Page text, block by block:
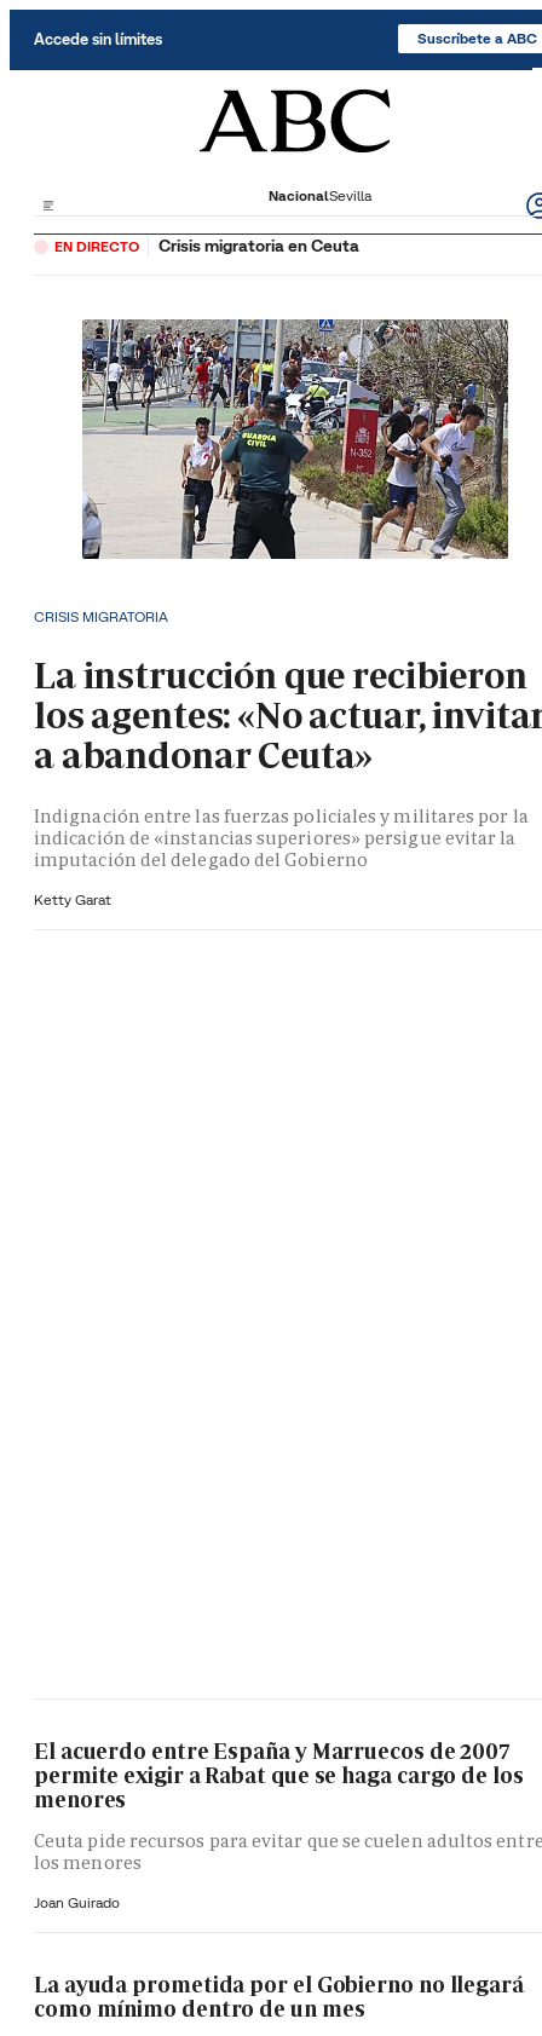
Accede sin límites Suscríbete a ABC
NacionalSevilla
EN DIRECTO Crisis migratoria en Ceuta
CRISIS MIGRATORIA
La instrucción que recibieron
los agentes: «No actuar,
a abandonar Ceuta»
Indignación entre las fuerzas policiales y militares por la
indicación de «instancias superiores» persigue evitar la
imputación del delegado del Gobierno
Ketty Garat
El acuerdo entre España y Marruecos de 2007
permite exigir a Rabat que se haga cargo de los
menores
Ceuta pide recursos para evitar que se cuelen adultos
los menores
Joan Guirado
La ayuda prometida por el Gobierno no llegará
como mínimo dentro de un mes